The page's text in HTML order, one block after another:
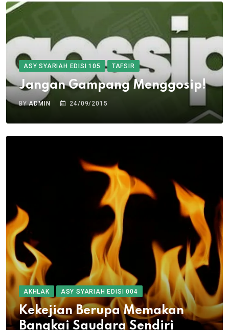
ASY SYARIAH EDISI 105 TAFSIR
Jangan Gampang Menggosip!
BYADMIN 24/09/2015
AKHLAK ASY SYARIAH EDISI 004
Kekejian Berupa Memakan
Bangkai Saudara Sendiri